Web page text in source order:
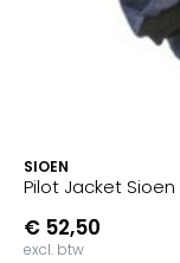
SIOEN
Pilot Jacket Sioen
€ 52,50
excl. btw